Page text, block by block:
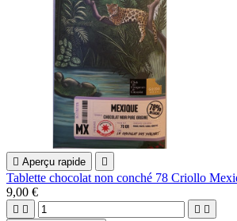
 Aperçu rapide 
Tablette chocolat non conché 78 Criollo
9,00 €
   